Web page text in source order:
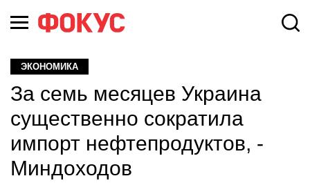
ЭКОНОМИКА
За семь месяцев Украина
существенно сократила
импорт нефтепродуктов, -
Миндоходов